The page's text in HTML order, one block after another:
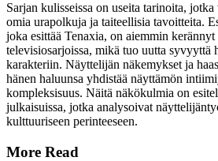
Sarjan kulisseissa on useita tarinoita,
omia urapolkuja ja taiteellisia tavoitteita.
joka esittää Tenaxia, on aiemmin
televisiosarjoissa, mikä tuo uutta syvyyttä
karakteriin. Näyttelijän näkemykset ja
hänen haluunsa yhdistää näyttämön
kompleksisuus. Näitä näkökulmia on
julkaisuissa, jotka analysoivat
kulttuuriseen perinteeseen.
More Read